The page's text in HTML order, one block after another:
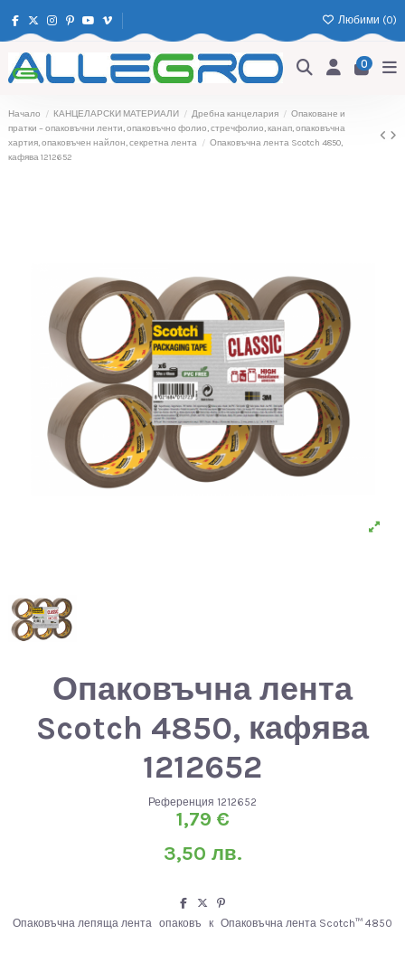
Любими (0)
0
Начало КАНЦЕЛАРСКИ МАТЕРИАЛИ Дребна канцелария
Опаковане и
пратки – опаковъчни ленти, опаковъчно фолио, стречфолио, канап, опаковъчна
хартия, опаковъчен найлон, секретна лента
Опаковъчна лента Scotch 4850,
кафява 1212652
Опаковъчна лента
Scotch 4850, кафява
1212652
Референция 1212652
1,79 €
3,50 лв.
Опаковъчна лепяща лента опаковъ к Опаковъчна лента Scotch™ 4850